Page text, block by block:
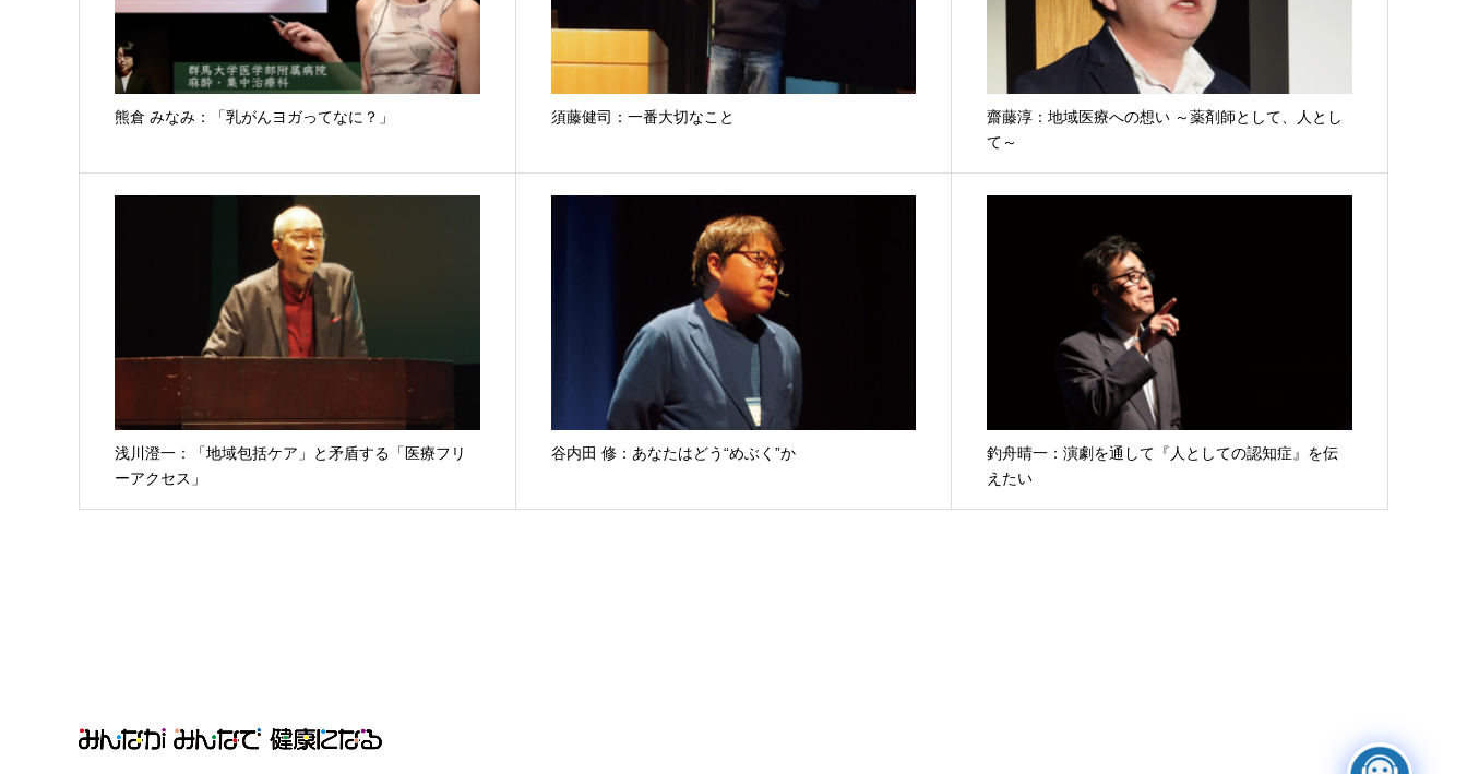
熊倉 みなみ：「乳がんヨガってなに？」 須藤健司：一番大切なこと
齋藤淳：地域医療への想い ～薬剤師として、人とし
て～
浅川澄一：「地域包括ケア」と矛盾する「医療フリ
ーアクセス」
谷内田 修：あなたはどう“めぶく”か
釣舟晴一：演劇を通して『人としての認知症』を伝
えたい